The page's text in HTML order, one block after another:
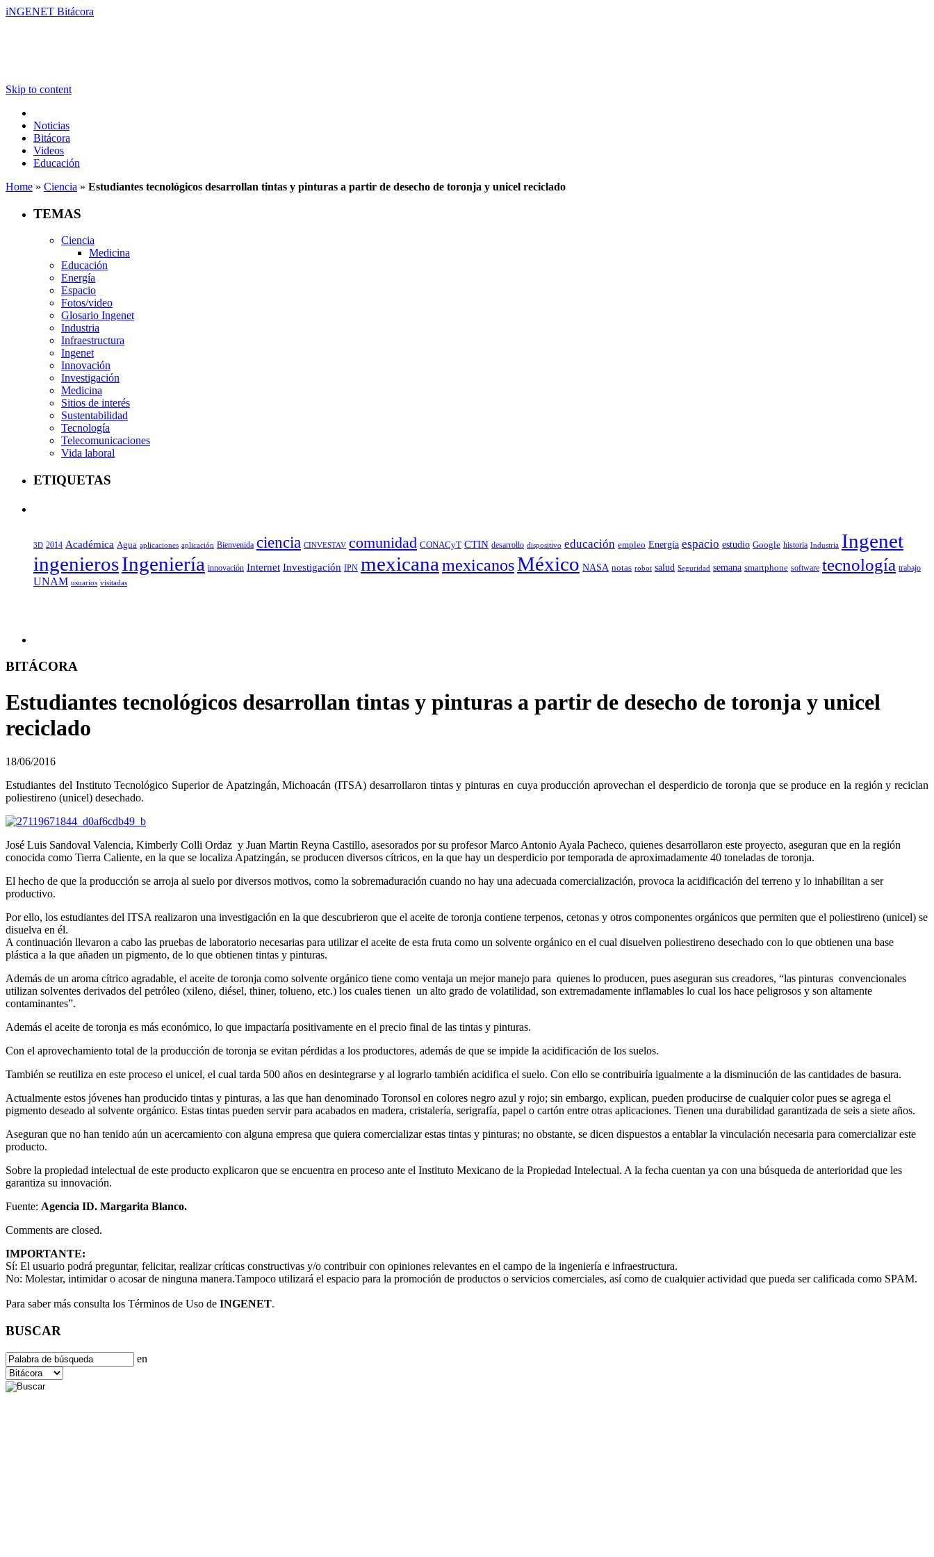
iNGENET Bitácora
Skip to content
Noticias
Bitácora
Videos
Educación
Home » Ciencia » Estudiantes tecnológicos desarrollan tintas y pinturas a partir de desecho de toronja y unicel reciclado
TEMAS
Ciencia
Medicina
Educación
Energía
Espacio
Fotos/video
Glosario Ingenet
Industria
Infraestructura
Ingenet
Innovación
Investigación
Medicina
Sitios de interés
Sustentabilidad
Tecnología
Telecomunicaciones
Vida laboral
ETIQUETAS
3D 2014 Académica Agua aplicaciones aplicación Bienvenida ciencia CINVESTAV comunidad CONACyT CTIN desarrollo dispositivo educación empleo Energía espacio estudio Google historia Industria Ingenet
ingenierosIngeniería innovación Internet Investigación IPN mexicana mexicanosMéxico NASA notas robot salud Seguridad semana smartphone software tecnología trabajo
UNAM usuarios visitadas
BITÁCORA
Estudiantes tecnológicos desarrollan tintas y pinturas a partir de desecho de toronja y unicel
reciclado
18/06/2016
Estudiantes del Instituto Tecnológico Superior de Apatzingán, Michoacán (ITSA) desarrollaron tintas y pinturas en cuya producción aprovechan el desperdicio de toronja que se produce en la región y reciclan
poliestireno (unicel) desechado.
José Luis Sandoval Valencia, Kimberly Colli Ordaz y Juan Martin Reyna Castillo, asesorados por su profesor Marco Antonio Ayala Pacheco, quienes desarrollaron este proyecto, aseguran que en la región
conocida como Tierra Caliente, en la que se localiza Apatzingán, se producen diversos cítricos, en la que hay un desperdicio por temporada de aproximadamente 40 toneladas de toronja.
El hecho de que la producción se arroja al suelo por diversos motivos, como la sobremaduración cuando no hay una adecuada comercialización, provoca la acidificación del terreno y lo inhabilitan a ser
productivo.
Por ello, los estudiantes del ITSA realizaron una investigación en la que descubrieron que el aceite de toronja contiene terpenos, cetonas y otros componentes orgánicos que permiten que el poliestireno (unicel) se
disuelva en él.
A continuación llevaron a cabo las pruebas de laboratorio necesarias para utilizar el aceite de esta fruta como un solvente orgánico en el cual disuelven poliestireno desechado con lo que obtienen una base
plástica a la que añaden un pigmento, de lo que obtienen tintas y pinturas.
Además de un aroma cítrico agradable, el aceite de toronja como solvente orgánico tiene como ventaja un mejor manejo para quienes lo producen, pues aseguran sus creadores, “las pinturas convencionales
utilizan solventes derivados del petróleo (xileno, diésel, thiner, tolueno, etc.) los cuales tienen un alto grado de volatilidad, son extremadamente inflamables lo cual los hace peligrosos y son altamente
contaminantes”.
Además el aceite de toronja es más económico, lo que impactaría positivamente en el precio final de las tintas y pinturas.
Con el aprovechamiento total de la producción de toronja se evitan pérdidas a los productores, además de que se impide la acidificación de los suelos.
También se reutiliza en este proceso el unicel, el cual tarda 500 años en desintegrarse y al lograrlo también acidifica el suelo. Con ello se contribuiría igualmente a la disminución de las cantidades de basura.
Actualmente estos jóvenes han producido tintas y pinturas, a las que han denominado Toronsol en colores negro azul y rojo; sin embargo, explican, pueden producirse de cualquier color pues se agrega el
pigmento deseado al solvente orgánico. Estas tintas pueden servir para acabados en madera, cristalería, serigrafía, papel o cartón entre otras aplicaciones. Tienen una durabilidad garantizada de seis a siete años.
Aseguran que no han tenido aún un acercamiento con alguna empresa que quiera comercializar estas tintas y pinturas; no obstante, se dicen dispuestos a entablar la vinculación necesaria para comercializar este
producto.
Sobre la propiedad intelectual de este producto explicaron que se encuentra en proceso ante el Instituto Mexicano de la Propiedad Intelectual. A la fecha cuentan ya con una búsqueda de anterioridad que les
garantiza su innovación.
Fuente: Agencia ID. Margarita Blanco.
Comments are closed.
IMPORTANTE:
Sí: El usuario podrá preguntar, felicitar, realizar críticas constructivas y/o contribuir con opiniones relevantes en el campo de la ingeniería e infraestructura.
No: Molestar, intimidar o acosar de ninguna manera.Tampoco utilizará el espacio para la promoción de productos o servicios comerciales, así como de cualquier actividad que pueda ser calificada como SPAM.
Para saber más consulta los Términos de Uso de INGENET.
BUSCAR
en